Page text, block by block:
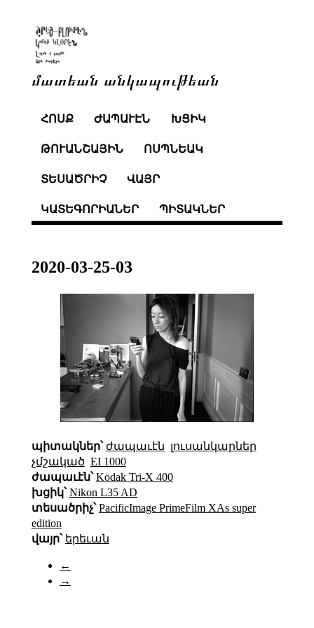
մատեան անկապութեան
ՀՈՍՔ ԺԱՊԱՒԷՆ ԽՑԻԿ
ԹՈՒԱՆՇԱՅԻՆ ՈՍՊՆԵԱԿ
ՏԵՍԱԾՐԻՉ ՎԱՅՐ
ԿԱՏԵԳՈՐԻԱՆԵՐ ՊԻՏԱԿՆԵՐ
2020-03-25-03
պիտակներ՝ ժապաւէն լուսանկարներ
չմշակած EI 1000
ժապաւէն՝ Kodak Tri-X 400
խցիկ՝ Nikon L35 AD
տեսածրիչ՝ PacificImage PrimeFilm XAs super
edition
վայր՝ երեւան
←
→